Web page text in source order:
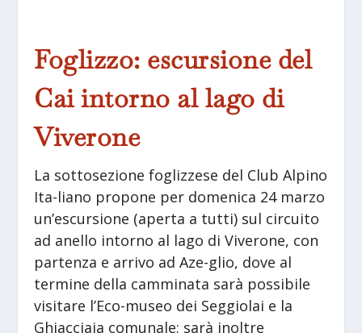
Foglizzo: escursione del
Cai intorno al lago di
Viverone
La sottosezione foglizzese del Club Alpino
Ita-liano propone per domenica 24 marzo
un’escursione (aperta a tutti) sul circuito
ad anello intorno al lago di Viverone, con
partenza e arrivo ad Aze-glio, dove al
termine della camminata sarà possibile
visitare l’Eco-museo dei Seggiolai e la
Ghiacciaia comunale; sarà inoltre